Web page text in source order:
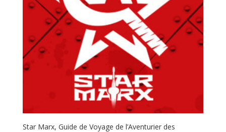
Star Marx, Guide de Voyage de l’Aventurier des